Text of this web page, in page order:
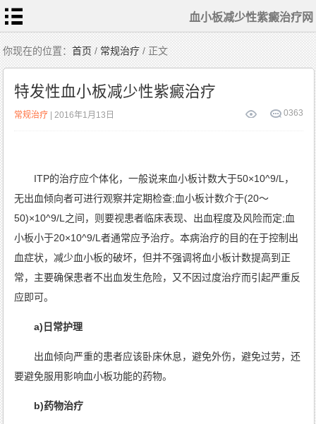
血小板减少性紫癜治疗网
首
页
血
小
板
常
识
相
关
检
查
症
状
表
现
常
规
治
疗
患
者
护
理
中
医
食
疗
特
色
治
疗
血
小
板
减
少
的
治
疗
康
复
案
例
病
因
你现在的位置：首页/常规治疗/ 正文
特发性血小板减少性紫癜治疗
363
0
常规治疗 | 2016年1月13日
ITP的治疗应个体化，一般说来血小板计数大于50×10^9/L，
无出血倾向者可进行观察并定期检查;血小板计数介于(20～
50)×10^9/L之间，则要视患者临床表现、出血程度及风险而定;血
小板小于20×10^9/L者通常应予治疗。本病治疗的目的在于控制出
血症状，减少血小板的破坏，但并不强调将血小板计数提高到正
常，主要确保患者不出血发生危险，又不因过度治疗而引起严重反
应即可。
a)日常护理
出血倾向严重的患者应该卧床休息，避免外伤，避免过劳，还
要避免服用影响血小板功能的药物。
b)药物治疗